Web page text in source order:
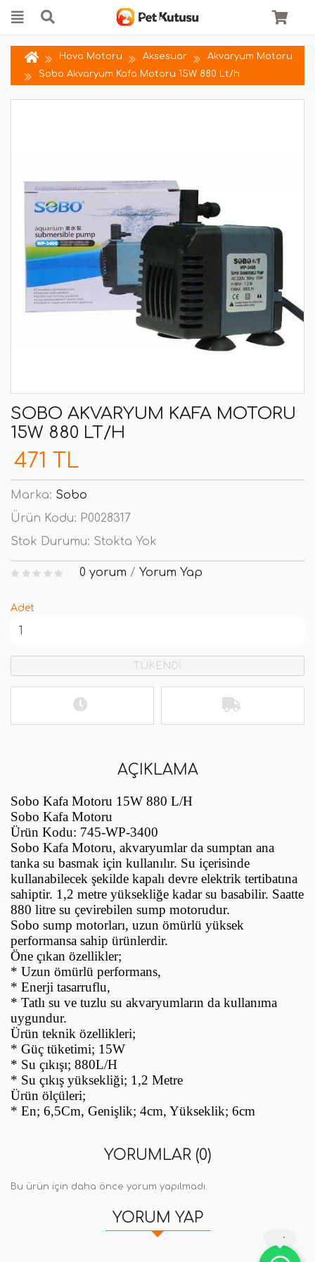
Hava Motoru Aksesuar
Akvaryum Motoru
Sobo Akvaryum Kafa Motoru 15W 880 Lt/h
SOBO AKVARYUM KAFA MOTORU
15W 880 LT/H
471 TL
Marka: Sobo
Ürün Kodu: P0028317
Stok Durumu: Stokta Yok
0 yorum / Yorum Yap
Adet
TÜKENDİ
AÇIKLAMA
Sobo Kafa Motoru 15W 880 L/H
Sobo Kafa Motoru
Ürün Kodu: 745-WP-3400
Sobo Kafa Motoru, akvaryumlar da sumptan ana
tanka su basmak için kullanılır. Su içerisinde
kullanabilecek şekilde kapalı devre elektrik tertibatına
sahiptir. 1,2 metre yüksekliğe kadar su basabilir. Saatte
880 litre su çevirebilen sump motorudur.
Sobo sump motorları, uzun ömürlü yüksek
performansa sahip ürünlerdir.
Öne çıkan özellikler;
* Uzun ömürlü performans,
* Enerji tasarruflu,
* Tatlı su ve tuzlu su akvaryumların da kullanıma
uygundur.
Ürün teknik özellikleri;
* Güç tüketimi; 15W
* Su çıkışı; 880L/H
* Su çıkış yüksekliği; 1,2 Metre
Ürün ölçüleri;
* En; 6,5Cm, Genişlik; 4cm, Yükseklik; 6cm
YORUMLAR (0)
Bu ürün için daha önce yorum yapılmadı.
YORUM YAP